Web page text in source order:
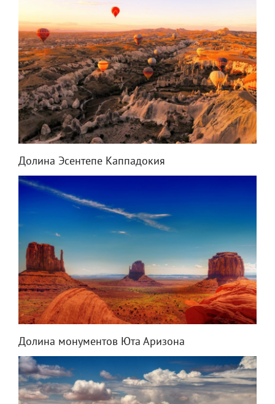
Долина Эсентепе Каппадокия
Долина монументов Юта Аризона